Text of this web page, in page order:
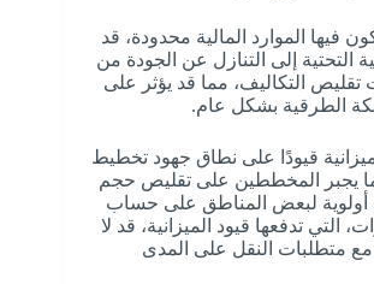
فيها الموارد المالية محدودة، قد
التحتية إلى التنازل عن الجودة من
تقليص التكاليف، مما قد يؤثر على
الطرقية بشكل عام.
قيودًا على نطاق جهود تخطيط
يجبر المخططين على تقليص حجم
أولوية لبعض المناطق على حساب
التي تدفعها قيود الميزانية، قد لا
متطلبات النقل على المدى